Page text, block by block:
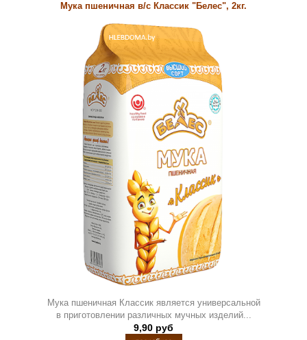
Мука пшеничная в/с Классик "Белес", 2кг.
Мука пшеничная Классик является универсальной
в приготовлении различных мучных изделий...
9,90 руб